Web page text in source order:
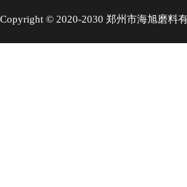
Copyright © 2020-2030 郑州市海旭磨料